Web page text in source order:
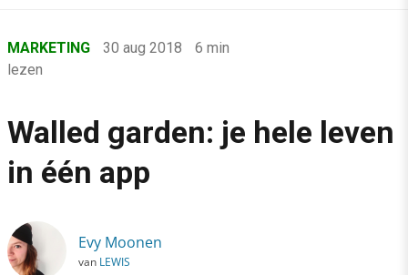
›
Marketing
MARKETING 30 aug 2018
6 min
lezen
Walled garden: je hele leven
in één app
Evy Moonen
van LEWIS